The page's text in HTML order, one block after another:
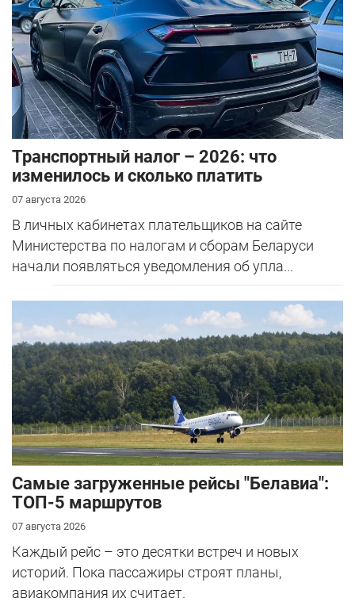
Транспортный налог – 2026: что
изменилось и сколько платить
07 августа 2026
В личных кабинетах плательщиков на сайте
Министерства по налогам и сборам Беларуси
начали появляться уведомления об упла...
Самые загруженные рейсы "Белавиа":
ТОП-5 маршрутов
07 августа 2026
Каждый рейс – это десятки встреч и новых
историй. Пока пассажиры строят планы,
авиакомпания их считает.